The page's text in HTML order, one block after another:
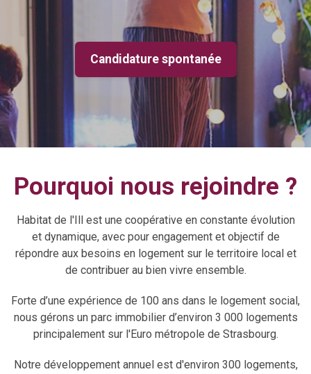
Candidature spontanée
Pourquoi nous rejoindre ?
Habitat de l'Ill est une coopérative en constante évolution
et dynamique, avec pour engagement et objectif de
répondre aux besoins en logement sur le territoire local et
de contribuer au bien vivre ensemble.
Forte d’une expérience de 100 ans dans le logement social,
nous gérons un parc immobilier d’environ 3 000 logements
principalement sur l'Euro métropole de Strasbourg.
Notre développement annuel est d'environ 300 logements,